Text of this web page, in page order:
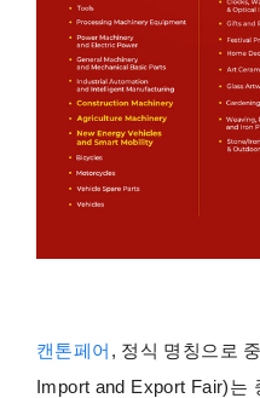
캔톤페어 , 정식 명칭으로
Import and Export Fair)는